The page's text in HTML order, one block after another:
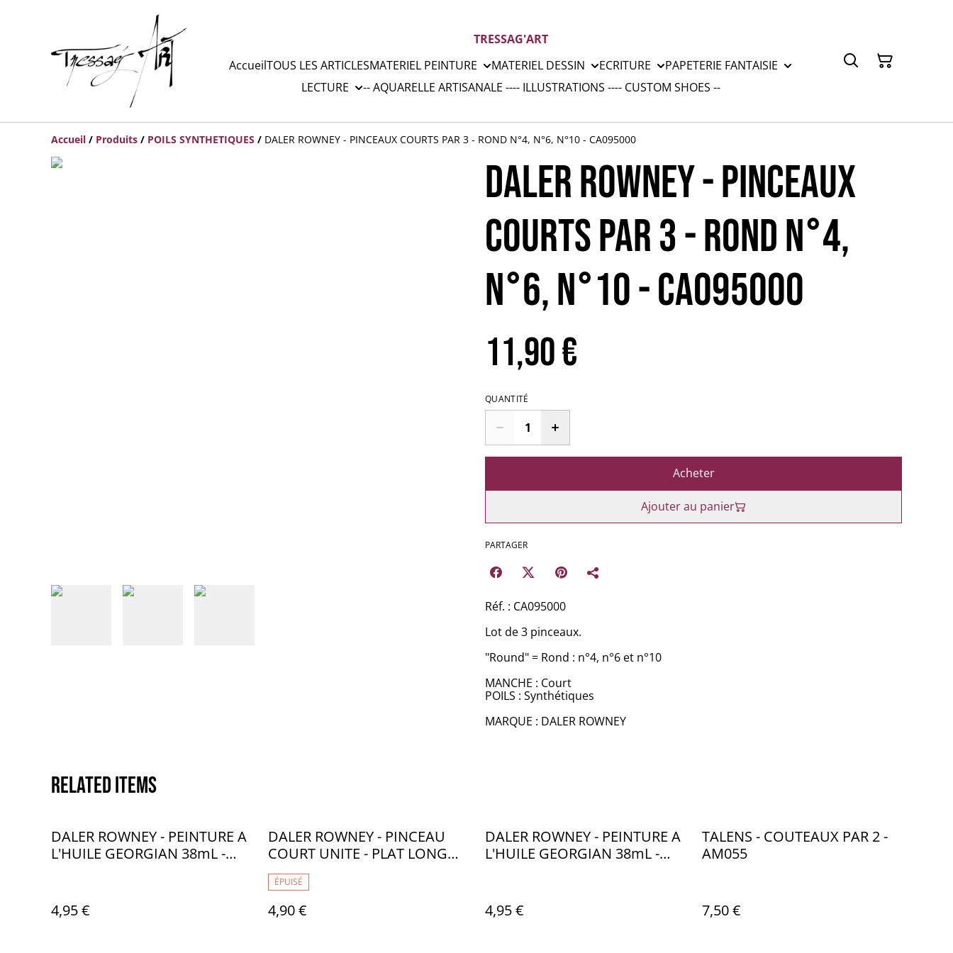
TRESSAG'ART
AccueilTOUS LES ARTICLESMATERIEL PEINTURE MATERIEL DESSIN ECRITURE
PAPETERIE FANTAISIE
LECTURE
-- AQUARELLE ARTISANALE ---- ILLUSTRATIONS ---- CUSTOM SHOES --
Accueil / Produits / POILS SYNTHETIQUES / DALER ROWNEY - PINCEAUX COURTS PAR 3 - ROND N°4, N°6, N°10 - CA095000
DALER ROWNEY - PINCEAUX
COURTS PAR 3 - ROND N°4,
N°6, N°10 - CA095000
11,90 €
QUANTITÉ
Acheter
Ajouter au panier
PARTAGER
Réf. : CA095000
Lot de 3 pinceaux.
"Round" = Rond : n°4, n°6 et n°10
MANCHE : Court
POILS : Synthétiques
MARQUE : DALER ROWNEY
Related items
DALER ROWNEY - PEINTURE A
L'HUILE GEORGIAN 38mL -
4,95 €
DALER ROWNEY - PINCEAU
COURT UNITE - PLAT LONG
3/4" - CA066
ÉPUISÉ
4,90 €
DALER ROWNEY - PEINTURE A
L'HUILE GEORGIAN 38mL -
4,95 €
TALENS - COUTEAUX PAR 2 -
AM055
7,50 €